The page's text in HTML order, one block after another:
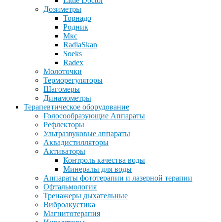
Дозиметры
Торнадо
Родник
Мкс
RadiaSkan
Soeks
Radex
Молоточки
Терморегуляторы
Шагомеры
Динамометры
Терапевтическое оборудование
Голосообразующие Аппараты
Рефлекторы
Ультразвуковые аппараты
Аквадистилляторы
Активаторы
Контроль качества воды
Минералы для воды
Аппараты фототерапии и лазерной терапии
Офтальмология
Тренажеры дыхательные
Виброакустика
Магнитотерапия